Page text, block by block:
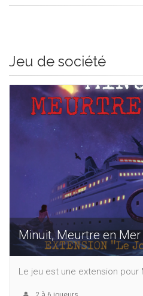
Jeu de société
Minuit, Meurtre en
Le jeu est une extension pour